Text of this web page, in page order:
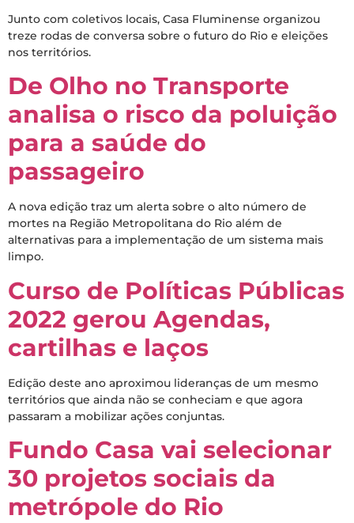
Junto com coletivos locais, Casa Fluminense organizou
treze rodas de conversa sobre o futuro do Rio e eleições
nos territórios.
De Olho no Transporte
analisa o risco da poluição
para a saúde do
passageiro
A nova edição traz um alerta sobre o alto número de
mortes na Região Metropolitana do Rio além de
alternativas para a implementação de um sistema mais
limpo.
Curso de Políticas Públicas
2022 gerou Agendas,
cartilhas e laços
Edição deste ano aproximou lideranças de um mesmo
territórios que ainda não se conheciam e que agora
passaram a mobilizar ações conjuntas.
Fundo Casa vai selecionar
30 projetos sociais da
metrópole do Rio